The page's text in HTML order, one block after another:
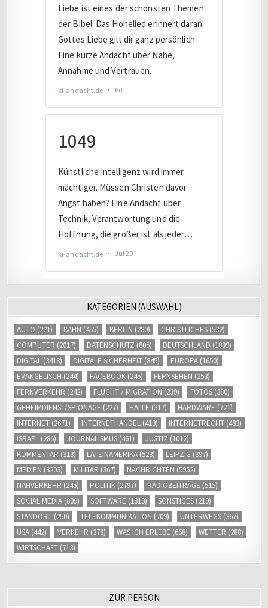
KATEGORIEN (AUSWAHL)
AUTO (221) BAHN (455) BERLIN (280) CHRISTLICHES (532)
COMPUTER (2017) DATENSCHUTZ (805) DEUTSCHLAND (1899)
DIGITAL (3418) DIGITALE SICHERHEIT (845) EUROPA (1650)
EVANGELISCH (244) FACEBOOK (245) FERNSEHEN (253)
FERNVERKEHR (242) FLUCHT / MIGRATION (239) FOTOS (380)
GEHEIMDIENST/SPIONAGE (227) HALLE (317) HARDWARE (721)
INTERNET (2671) INTERNETHANDEL (413) INTERNETRECHT (483)
ISRAEL (286) JOURNALISMUS (461) JUSTIZ (1012)
KOMMENTAR (313) LATEINAMERIKA (523) LEIPZIG (397)
MEDIEN (3203) MILITÄR (367) NACHRICHTEN (5952)
NAHVERKEHR (245) POLITIK (2797) RADIOBEITRÄGE (515)
SOCIAL MEDIA (809) SOFTWARE (1813) SONSTIGES (219)
STANDORT (250) TELEKOMMUNIKATION (709) UNTERWEGS (367)
USA (442) VERKEHR (378) WAS ICH ERLEBE (668) WETTER (288)
WIRTSCHAFT (713)
ZUR PERSON